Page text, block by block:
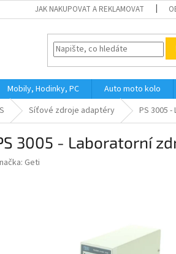
JAK NAKUPOVAT A REKLAMOVAT
Mobily, Hodinky, PC Auto moto kolo
Síťové zdroje adaptéry PS 3005
3005 - Laboratorní
Geti